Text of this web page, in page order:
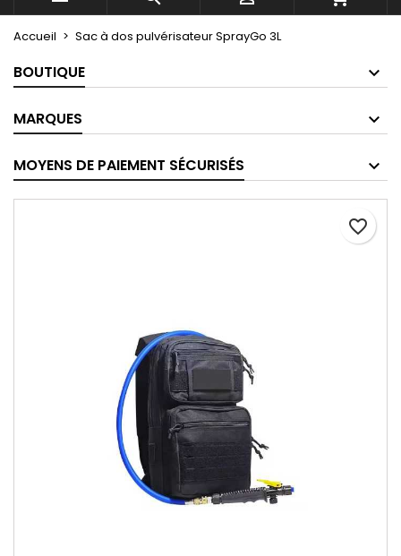
Accueil Sac à dos pulvérisateur SprayGo 3L
BOUTIQUE
MARQUES
MOYENS DE PAIEMENT SÉCURISÉS
favorite_border